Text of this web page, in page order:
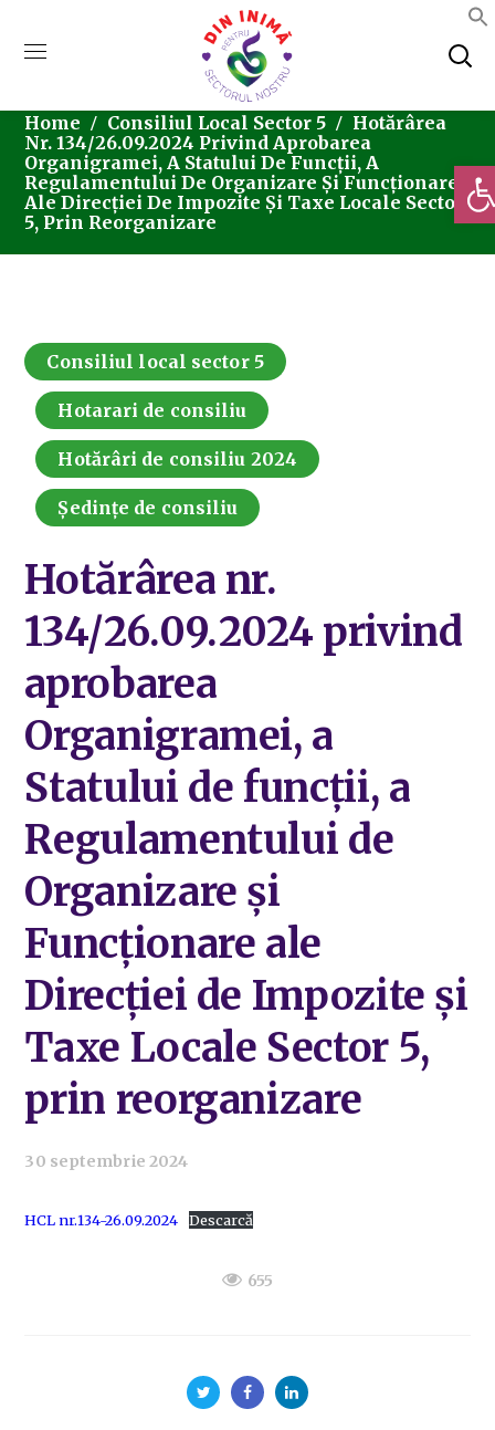
Home Consiliul Local Sector 5
Hotărârea
Nr. 134/26.09.2024 Privind Aprobarea
Organigramei, A Statului De Funcții, A
Regulamentului De Organizare Și Funcționare
Ale Direcției De Impozite Și Taxe Locale Sector
5, Prin Reorganizare
Consiliul local sector 5
Hotarari de consiliu
Hotărâri de consiliu 2024
Ședințe de consiliu
Hotărârea nr.
134/26.09.2024 privind
aprobarea
Organigramei, a
Statului de funcții, a
Regulamentului de
Organizare și
Funcționare ale
Direcției de Impozite și
Taxe Locale Sector 5,
prin reorganizare
30 septembrie 2024
HCL nr.134-26.09.2024 Descarcă
655